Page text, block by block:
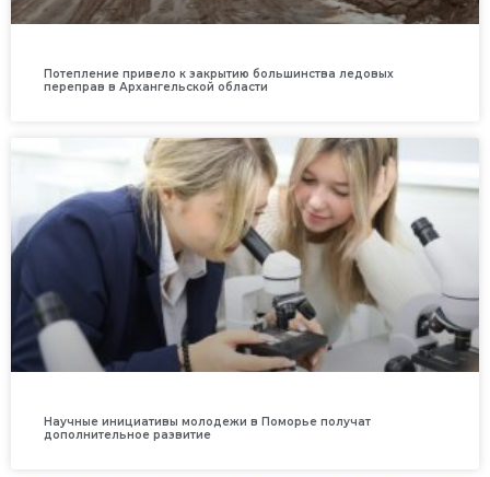
Потепление привело к закрытию большинства ледовых
переправ в Архангельской области
Научные инициативы молодежи в Поморье получат
дополнительное развитие